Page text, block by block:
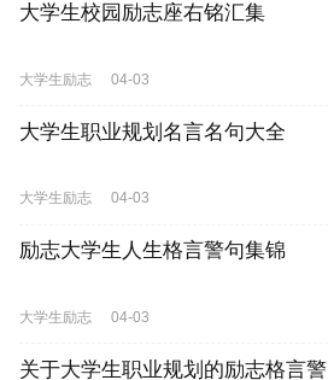
大学生校园励志座右铭汇集
大学生励志 04-03
大学生职业规划名言名句大全
大学生励志 04-03
励志大学生人生格言警句集锦
大学生励志 04-03
关于大学生职业规划的励志格言警